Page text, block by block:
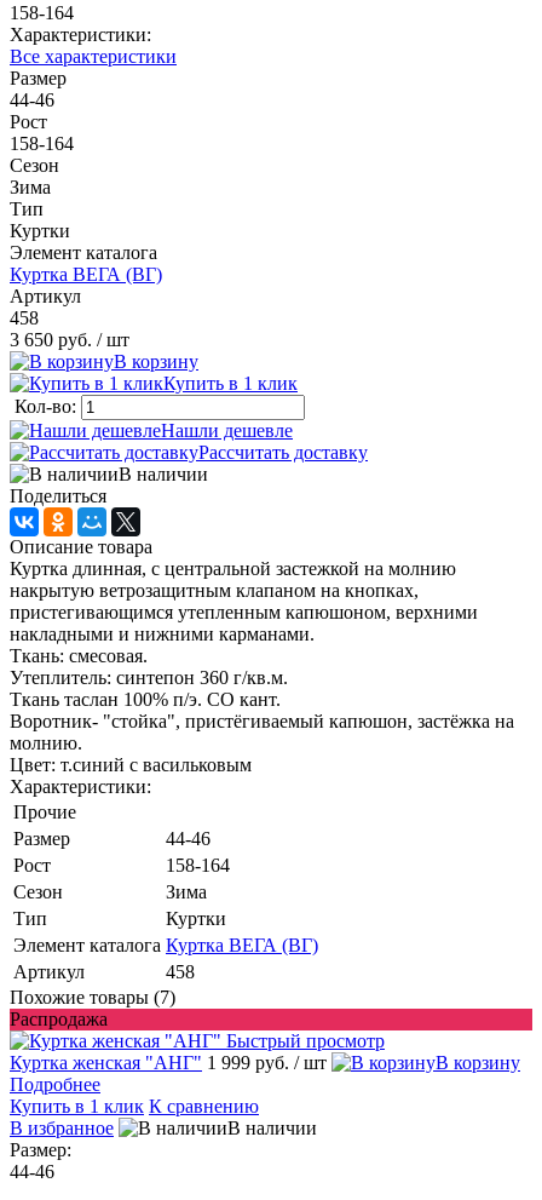
158-164
Характеристики:
Все характеристики
Размер
44-46
Рост
158-164
Сезон
Зима
Тип
Куртки
Элемент каталога
Куртка ВЕГА (ВГ)
Артикул
458
3 650 руб. / шт
В корзину
Купить в 1 клик
Кол-во:
Нашли дешевле
Рассчитать доставку
В наличии
Поделиться
Описание товара
Куртка длинная, с центральной застежкой на молнию
накрытую ветрозащитным клапаном на кнопках,
пристегивающимся утепленным капюшоном, верхними
накладными и нижними карманами.
Ткань: смесовая.
Утеплитель: синтепон 360 г/кв.м.
Ткань таслан 100% п/э. СО кант.
Воротник- "стойка", пристёгиваемый капюшон, застёжка на
молнию.
Цвет: т.синий с васильковым
Характеристики:
Прочие
Размер
44-46
Рост
158-164
Сезон
Зима
Тип
Куртки
Элемент каталога Куртка ВЕГА (ВГ)
Артикул
458
Похожие товары (7)
Распродажа
Быстрый просмотр
Куртка женская "АНГ" 1 999 руб. / шт
В корзину
Подробнее
Купить в 1 клик К сравнению
В избранное
В наличии
Размер:
44-46